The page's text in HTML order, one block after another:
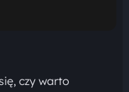
czy warto